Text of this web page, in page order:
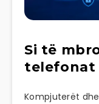
Si të
telefonat
Kompjuterët